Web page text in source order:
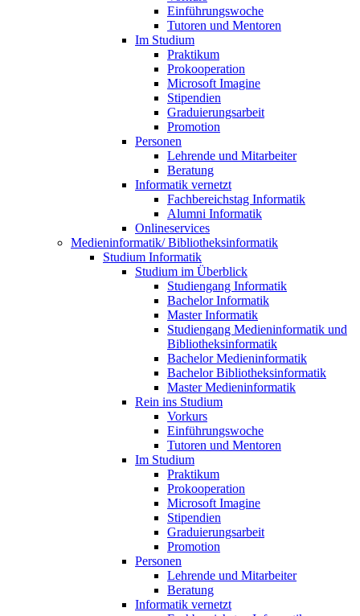
Einführungswoche
Tutoren und Mentoren
Im Studium
Praktikum
Prokooperation
Microsoft Imagine
Stipendien
Graduierungsarbeit
Promotion
Personen
Lehrende und Mitarbeiter
Beratung
Informatik vernetzt
Fachbereichstag Informatik
Alumni Informatik
Onlineservices
Medieninformatik/ Bibliotheksinformatik
Studium Informatik
Studium im Überblick
Studiengang Informatik
Bachelor Informatik
Master Informatik
Studiengang Medieninformatik und
Bibliotheksinformatik
Bachelor Medieninformatik
Bachelor Bibliotheksinformatik
Master Medieninformatik
Rein ins Studium
Vorkurs
Einführungswoche
Tutoren und Mentoren
Im Studium
Praktikum
Prokooperation
Microsoft Imagine
Stipendien
Graduierungsarbeit
Promotion
Personen
Lehrende und Mitarbeiter
Beratung
Informatik vernetzt